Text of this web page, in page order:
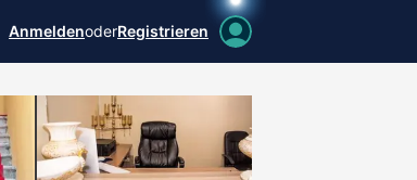
AnmeldenoderRegistrieren